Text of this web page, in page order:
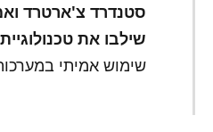
סטנדרד צ'ארטרד
שילבו את טכנולוגיית XRP
שימוש אמיתי